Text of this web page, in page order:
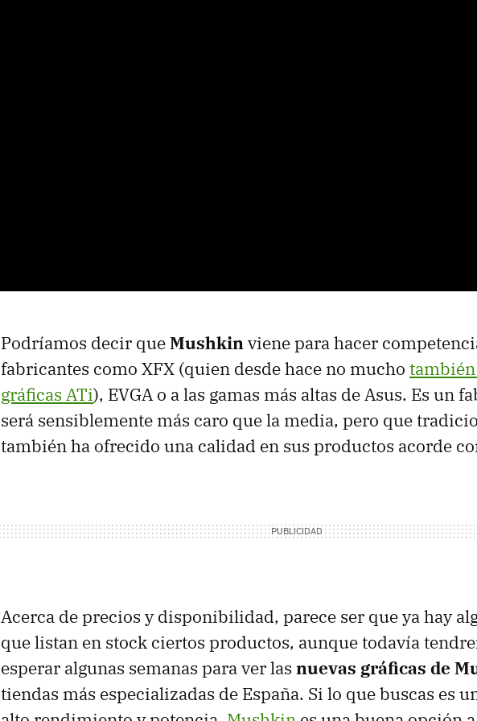
Podríamos decir queMushkinviene para hacer
fabricantes como XFX (quien desde hace no mucho
gráficas ATi), EVGA o a las gamas más altas de Asus. Es un
será sensiblemente más caro que la media, pero que
también ha ofrecido una calidad en sus productos acorde
Acerca de precios y disponibilidad, parece ser que ya hay
que listan en stock ciertos productos, aunque todavía
esperar algunas semanas para ver las nuevas gráficas de
tiendas más especializadas de España. Si lo que buscas es